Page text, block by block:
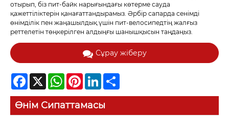
отырып, біз пит-байк нарығындағы көтерме сауда
қажеттіліктерін қанағаттандырамыз. Әрбір сапарда сенімді
өнімділік пен жаңашылдық үшін пит-велосипедтің жалғыз
реттелетін төңкерілген алдыңғы шанышқысын таңдаңыз.
Сұрау жіберу
Facebook
X WhatsAppPinterestLinkedIn
Өнім Сипаттамасы